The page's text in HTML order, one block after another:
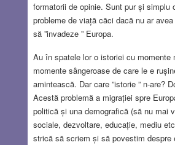
formatorii de opinie. Sunt pur și simplu
probleme de viață căci dacă nu ar
să ”invadeze ” Europa.
Au în spatele lor o istoriei cu momente
momente sângeroase de care le e
amintească. Dar care ”istorie ” n-are?
Acestă problemă a migrației spre
politică și una demografică (să nu mai
sociale, dezvoltare, educație, mediu
strică să scriem și să povestim despre